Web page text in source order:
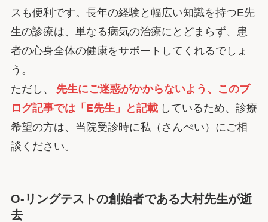
スも便利です。長年の経験と幅広い知識を持つE先
生の診療は、単なる病気の治療にとどまらず、患
者の心身全体の健康をサポートしてくれるでしょ
う。
ただし、
先生にご迷惑がかからないよう、このブ
ログ記事では「E先生」と記載 しているため、診療
希望の方は、当院受診時に私（さんぺい）にご相
談ください。
O-リングテストの創始者である大村先生が逝
去